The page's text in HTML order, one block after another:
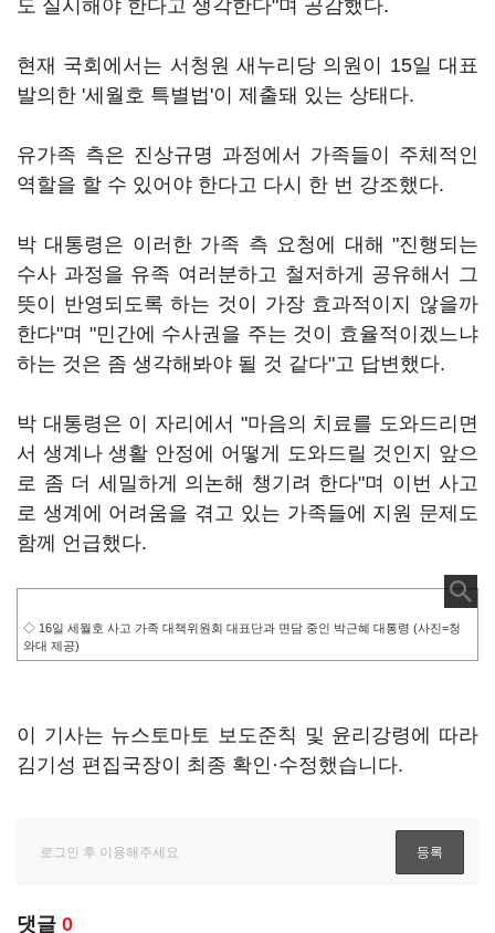
도 실시해야 한다고 생각한다"며 공감했다.
현재 국회에서는 서청원 새누리당 의원이 15일 대표
발의한 '세월호 특별법'이 제출돼 있는 상태다.
유가족 측은 진상규명 과정에서 가족들이 주체적인
역할을 할 수 있어야 한다고 다시 한 번 강조했다.
박 대통령은 이러한 가족 측 요청에 대해 "진행되는
수사 과정을 유족 여러분하고 철저하게 공유해서 그
뜻이 반영되도록 하는 것이 가장 효과적이지 않을까
한다"며 "민간에 수사권을 주는 것이 효율적이겠느냐
하는 것은 좀 생각해봐야 될 것 같다"고 답변했다.
박 대통령은 이 자리에서 "마음의 치료를 도와드리면
서 생계나 생활 안정에 어떻게 도와드릴 것인지 앞으
로 좀 더 세밀하게 의논해 챙기려 한다"며 이번 사고
로 생계에 어려움을 겪고 있는 가족들에 지원 문제도
함께 언급했다.
◇ 16일 세월호 사고 가족 대책위원회 대표단과 면담 중인 박근혜 대통령 (사진=청
와대 제공)
이 기사는 뉴스토마토 보도준칙 및 윤리강령에 따라
김기성 편집국장이 최종 확인·수정했습니다.
댓글 0